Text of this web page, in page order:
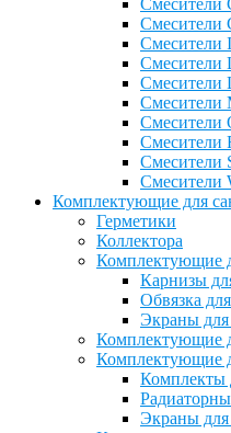
Смесители
Смесители
Смесители
Смесители
Смесители
Смесители
Смесители
Смесители
Смесители
Комплектующие для
Герметики
Коллектора
Комплектующие
Карнизы
Обвязка
Экраны для
Комплектующие
Комплектующие
Комплекты
Экраны для